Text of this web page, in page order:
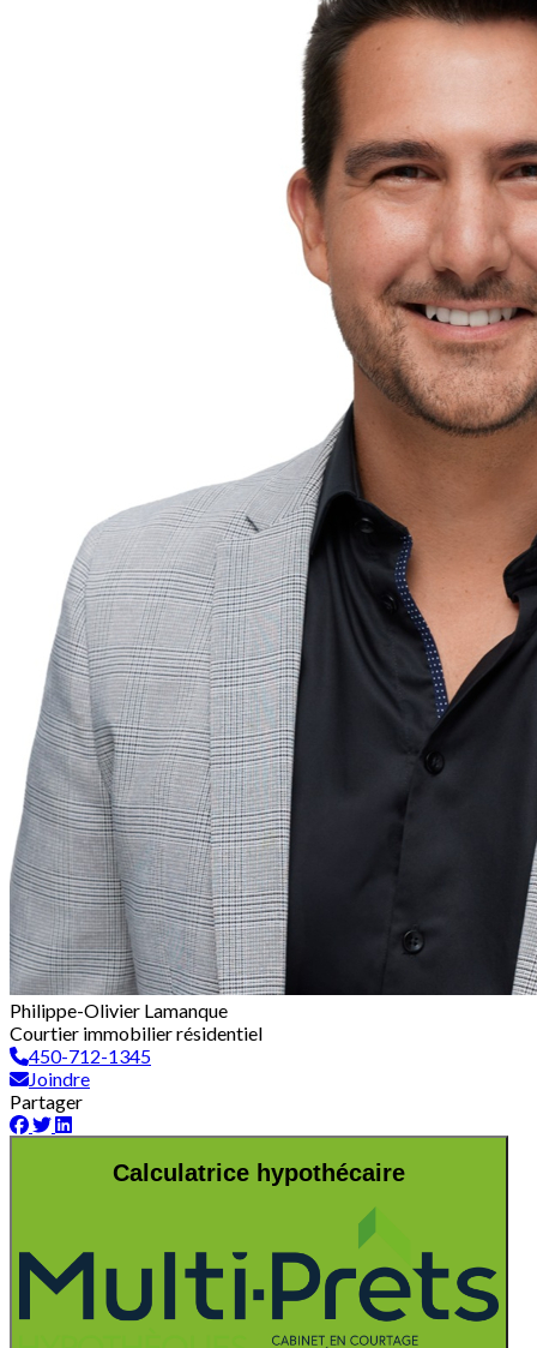
Philippe-Olivier Lamanque
Courtier immobilier résidentiel
450-712-1345
Joindre
Partager
Calculatrice hypothécaire